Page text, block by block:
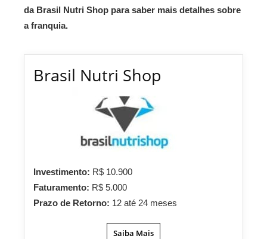
da Brasil Nutri Shop para saber mais detalhes sobre
a franquia.
Brasil Nutri Shop
Investimento: R$ 10.900
Faturamento: R$ 5.000
Prazo de Retorno: 12 até 24 meses
Saiba Mais